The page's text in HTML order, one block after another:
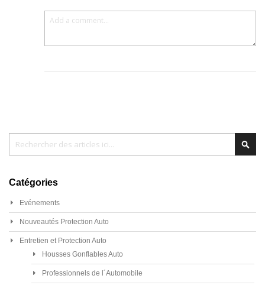
Catégories
Evénements
Nouveautés Protection Auto
Entretien et Protection Auto
Housses Gonflables Auto
Professionnels de l´Automobile